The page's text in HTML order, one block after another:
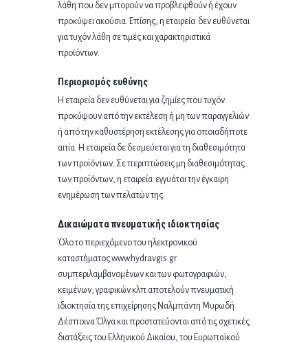
λάθη που δεν μπορούν να προβλεφθούν ή έχουν
προκύψει ακούσια. Επίσης, η εταιρεία δεν ευθύνεται
για τυχόν λάθη σε τιμές και χαρακτηριστικά
προϊόντων.
Περιορισμός ευθύνης
Η εταιρεία δεν ευθύνεται για ζημίες που τυχόν
προκύψουν από την εκτέλεση ή μη των παραγγελιών
ή από την καθυστέρηση εκτέλεσης για οποιαδήποτε
αιτία. Η εταιρεία δε δεσμεύεται για τη διαθεσιμότητα
των προϊόντων. Σε περιπτώσεις μη διαθεσιμότητας
των προϊόντων, η εταιρεία εγγυάται την έγκαιρη
ενημέρωση των πελατών της.
Δικαιώματα πνευματικής ιδιοκτησίας
Όλο το περιεχόμενο του ηλεκτρονικού
καταστήματος www.hydravgis.gr
συμπεριλαμβανομένων και των φωτογραφιών,
κειμένων, γραφικών κλπ αποτελούν πνευματική
ιδιοκτησία της επιχείρησης Ναλμπάντη Μυρωδή
Δέσποινα Όλγα και προστατεύονται από τις σχετικές
διατάξεις του Ελληνικού Δικαίου, του Ευρωπαϊκού